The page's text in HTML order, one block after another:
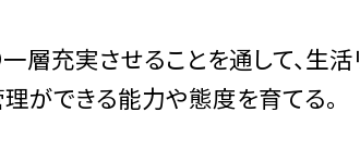
充実させることを通して、生活
ができる能力や態度を育てる。